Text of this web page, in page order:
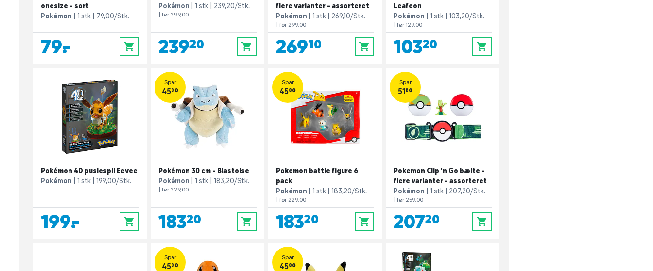
onesize - sort
Pokémon
1 stk 79,00/Stk.
79,- 0
Pokémon
1 stk 239,20/Stk.
| før 299,00
239,20 0
flere varianter - assorteret
Pokémon
1 stk 269,10/Stk.
| før 299,00
269,10 0
Leafeon
Pokémon
1 stk 103,20/Stk.
| før 129,00
103,20 0
Pokémon 4D puslespil Eevee
Pokémon
1 stk 199,00/Stk.
199,- 0
Spar
45,80
Pokémon 30 cm - Blastoise
Pokémon
1 stk 183,20/Stk.
| før 229,00
183,20 0
Spar
45,80
Pokemon battle figure 6
pack
Pokémon
1 stk 183,20/Stk.
| før 229,00
183,20 0
Spar
51,80
Pokemon Clip 'n Go bælte -
flere varianter - assorteret
Pokémon
1 stk 207,20/Stk.
| før 259,00
207,20 0
Spar
45,80
Spar
45,80